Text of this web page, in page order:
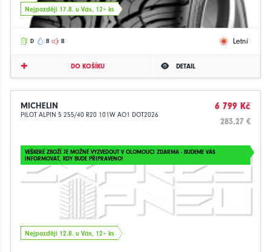
Nejpozději 17.8. u Vás, 12+ ks
D B B Letní
DO KOŠÍKU DETAIL
MICHELIN
PILOT ALPIN 5 255/40 R20 101W AO1 DOT2026
6 799 Kč
283.27 €
VEŠKERÉ ZBOŽÍ JE MOŽNÉ VYZVEDOUT V OLOMOUCI ZDARMA - BUDEME VÁS
INFORMOVAT, KDY BUDE PŘIPRAVENO!
Nejpozději 12.8. u Vás, 12+ ks